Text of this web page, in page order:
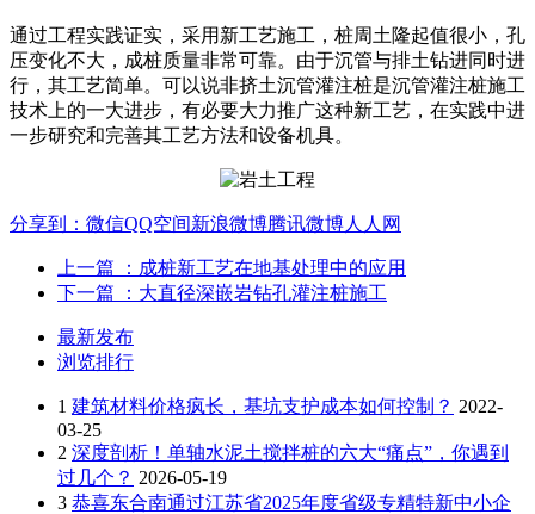
通过工程实践证实，采用新工艺施工，桩周土隆起值很小，孔
压变化不大，成桩质量非常可靠。由于沉管与排土钻进同时进
行，其工艺简单。可以说非挤土沉管灌注桩是沉管灌注桩施工
技术上的一大进步，有必要大力推广这种新工艺，在实践中进
一步研究和完善其工艺方法和设备机具。
分享到： 微信QQ空间新浪微博腾讯微博人人网
上一篇
：成桩新工艺在地基处理中的应用
下一篇
：大直径深嵌岩钻孔灌注桩施工
最新发布
浏览排行
1 建筑材料价格疯长，基坑支护成本如何控制？ 2022-
03-25
2 深度剖析！单轴水泥土搅拌桩的六大“痛点”，你遇到
过几个？ 2026-05-19
3 恭喜东合南通过江苏省2025年度省级专精特新中小企